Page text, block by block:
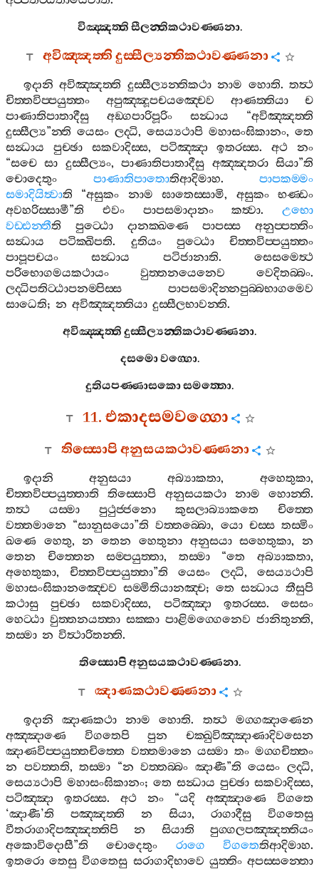
විඤ‍්ඤත‍්තිසීලන‍්තිකථාවණ‍්ණනා.
අවිඤ‍්ඤත‍්තිදුස‍්සීල්‍යන‍්තිකථාවණ‍්ණනා
ඉදානි අවිඤ‍්ඤත‍්ති දුස‍්සීල්‍යන‍්තිකථා නාම හොති.තත්‍ථ
චිත‍්තවිප‍්පයුත‍්තං
අපුඤ‍්ඤූපචයඤ‍්චෙව ආණත‍්තියා
ච
පාණාතිපාතාදීසු
අඞ‍්ගපාරිපූරිං සන්‍ධාය “අවිඤ‍්ඤත‍්ති
දුස‍්සීල්‍ය”න‍්ති යෙසං ලද‍්ධි, සෙය්‍යථාපි මහාසංඝිකානං, තෙ
සන්‍ධාය
පුච‍්ඡා සකවාදිස‍්ස, පටිඤ‍්ඤා ඉතරස‍්ස.අථ
නං
“සචෙ සා දුස‍්සීල්‍යං,පාණාතිපාතාදීසු අඤ‍්ඤතරා සියා”ති
චොදෙතුං
පාණාතිපාතොතිආදිමාහ. පාපකම‍්මං
සමාදියිත්‍වාති “අසුකං නාම ඝාතෙස‍්සාමි, අසුකං
භණ‍්ඩං
අවහරිස‍්සාමී”ති එවං පාපසමාදානං කත්‍වා. උභො
වඩ‍්ඪන‍්තීති පුට‍්ඨො දානක‍්ඛණෙ පාපස‍්ස
අනුප‍්පත‍්තිං
සන්‍ධාය
පටික‍්ඛිපති. දුතියං පුට‍්ඨො
චිත‍්තවිප‍්පයුත‍්තං
පාපූපචයං
සන්‍ධාය පටිජානාති.සෙසමෙත්‍ථ
පරිභොගමයකථායං
වුත‍්තනයෙනෙව වෙදිතබ‍්බං.
ලද‍්ධිපතිට‍්ඨාපනම‍්පිස‍්ස
පාපසමාදින‍්නපුබ‍්බභාගමෙව
සාධෙති; න අවිඤ‍්ඤත‍්තියා දුස‍්සීලභාවන‍්ති.
අවිඤ‍්ඤත‍්තිදුස‍්සීල්‍යන‍්තිකථාවණ‍්ණනා.
දසමොවග‍්ගො.
දුතියපණ‍්ණාසකොසමත‍්තො.
11.එකාදසමවග‍්ගො
තිස‍්සොපිඅනුසයකථාවණ‍්ණනා
ඉදානි අනුසයා අබ්‍යාකතා,අහෙතුකා,
චිත‍්තවිප‍්පයුත‍්තාති
තිස‍්සොපි අනුසයකථා නාම හොන‍්ති.
තත්‍ථ
යස‍්මා පුථුජ‍්ජනො කුසලාබ්‍යාකතෙ
චිත‍්තෙ
වත‍්තමානෙ “සානුසයො”ති වත‍්තබ‍්බො, යො චස‍්ස තස‍්මිං
ඛණෙ
හෙතු,න තෙන හෙතුනා අනුසයා සහෙතුකා,න
තෙන
චිත‍්තෙන සම‍්පයුත‍්තා, තස‍්මා“තෙ අබ්‍යාකතා,
අහෙතුකා, චිත‍්තවිප‍්පයුත‍්තා”ති යෙසං ලද‍්ධි, සෙය්‍යථාපි
මහාසංඝිකානඤ‍්චෙව සම‍්මිතියානඤ‍්ච; තෙ සන්‍ධාය තීසුපි
කථාසු
පුච‍්ඡා සකවාදිස‍්ස, පටිඤ‍්ඤා ඉතරස‍්ස.සෙසං
හෙට‍්ඨා වුත‍්තනයත‍්තා සක‍්කා පාළිමග‍්ගෙනෙව ජානිතුන‍්ති,
තස‍්මා න විත්‍ථාරිතන‍්ති.
තිස‍්සොපිඅනුසයකථාවණ‍්ණනා.
ඤාණකථාවණ‍්ණනා
ඉදානි ඤාණකථා නාම හොති. තත්‍ථ
මග‍්ගඤාණෙන
අඤ‍්ඤාණෙ
විගතෙපි පුන
චක‍්ඛුවිඤ‍්ඤාණාදිවසෙන
ඤාණවිප‍්පයුත‍්තචිත‍්තෙ වත‍්තමානෙ යස‍්මා තං මග‍්ගචිත‍්තං
න පවත‍්තති,තස‍්මා “න වත‍්තබ‍්බං ඤාණී”ති යෙසං ලද‍්ධි,
සෙය්‍යථාපි මහාසංඝිකානං; තෙ සන්‍ධාය පුච‍්ඡා සකවාදිස‍්ස,
පටිඤ‍්ඤා
ඉතරස‍්ස. අථ නං “යදි අඤ‍්ඤාණෙ
විගතෙ
‘ඤාණී’ති පඤ‍්ඤත‍්ති න සියා, රාගාදීසු
විගතෙසු
වීතරාගාදිපඤ‍්ඤත‍්තිපි
න සියාති
පුග‍්ගලපඤ‍්ඤත‍්තියං
අකොවිදොසී”ති චොදෙතුං රාගෙ විගතෙතිආදිමාහ.
ඉතරො තෙසු විගතෙසු සරාගාදිභාවෙ යුත‍්තිං අපස‍්සන‍්තො